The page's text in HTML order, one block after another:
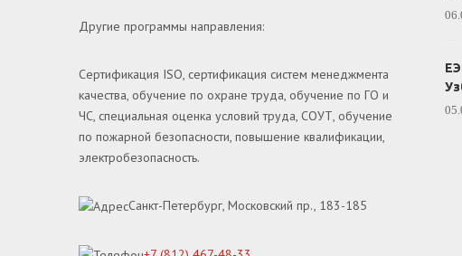
Другие программы направления:
Сертификация ISO, сертификация систем менеджмента
качества, обучение по охране труда, обучение по ГО и
ЧС, специальная оценка условий труда, СОУТ, обучение
по пожарной безопасности, повышение квалификации,
электробезопасность.
Санкт-Петербург, Московский пр., 183-185